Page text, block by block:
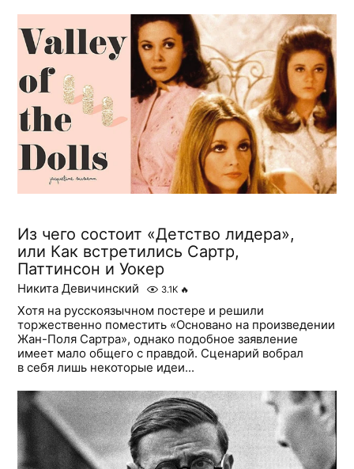
Из чего состоит «Детство лидера»,
или Как встретились Сартр,
Паттинсон и Уокер
Никита Девичинский 3.1K 🔥
Хотя на русскоязычном постере и решили
торжественно поместить «Основано на произведении
Жан-Поля Сартра», однако подобное заявление
имеет мало общего с правдой. Сценарий вобрал
в себя лишь некоторые идеи...